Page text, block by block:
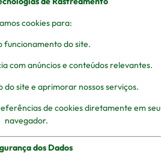
cookies para:
funcionamento do site.
com anúncios e conteúdos relevantes.
do site e aprimorar nossos serviços.
de cookies diretamente em seu
navegador.
dos Dados